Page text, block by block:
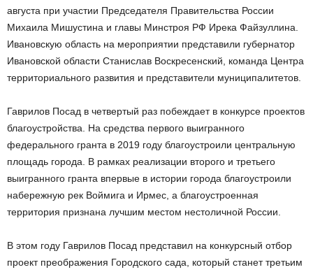
августа при участии Председателя Правительства России
Михаила Мишустина и главы Минстроя РФ Ирека Файзуллина.
Ивановскую область на мероприятии представили губернатор
Ивановской области Станислав Воскресенский, команда Центра
территориального развития и представители муниципалитетов.
Гаврилов Посад ­в четвертый раз побеждает в конкурсе проектов
благоустройства. На средства первого выигранного
федерального гранта в 2019 году благоустроили центральную
площадь города. В рамках реализации второго и третьего
выигранного гранта впервые в истории города благоустроили
набережную рек Воймига и Ирмес, а благоустроенная
территория признана лучшим местом нестоличной России.
В этом году Гаврилов Посад представил на конкурсный отбор
проект преображения Городского сада, который станет третьим